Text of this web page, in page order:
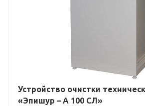
Устройство очистки
«Эпишур – А 100 СЛ»